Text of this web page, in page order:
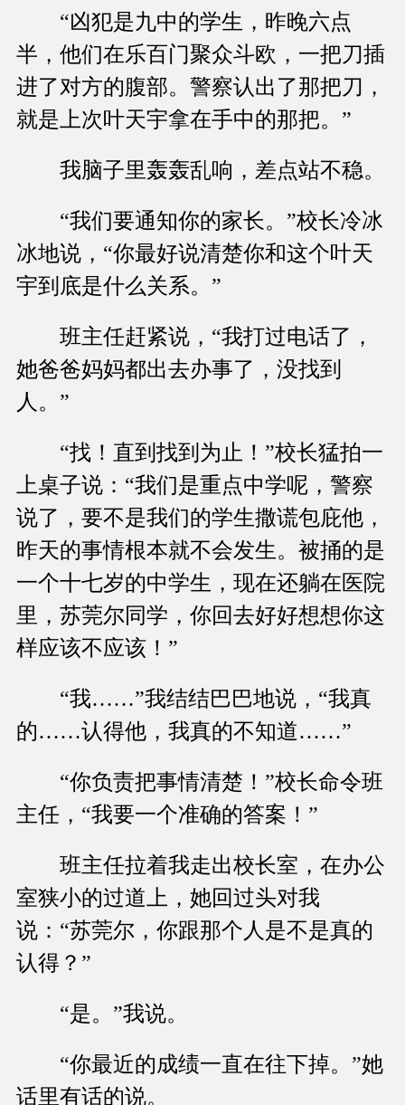
“凶犯是九中的学生，昨晚六点
半，他们在乐百门聚众斗欧，一把刀插
进了对方的腹部。警察认出了那把刀，
就是上次叶天宇拿在手中的那把。”
我脑子里轰轰乱响，差点站不稳。
“我们要通知你的家长。”校长冷冰
冰地说，“你最好说清楚你和这个叶天
宇到底是什么关系。”
班主任赶紧说，“我打过电话了，
她爸爸妈妈都出去办事了，没找到
人。”
“找！直到找到为止！”校长猛拍一
上桌子说：“我们是重点中学呢，警察
说了，要不是我们的学生撒谎包庇他，
昨天的事情根本就不会发生。被捅的是
一个十七岁的中学生，现在还躺在医院
里，苏莞尔同学，你回去好好想想你这
样应该不应该！”
“我……”我结结巴巴地说，“我真
的……认得他，我真的不知道……”
“你负责把事情清楚！”校长命令班
主任，“我要一个准确的答案！”
班主任拉着我走出校长室，在办公
室狭小的过道上，她回过头对我
说：“苏莞尔，你跟那个人是不是真的
认得？”
“是。”我说。
“你最近的成绩一直在往下掉。”她
话里有话的说。